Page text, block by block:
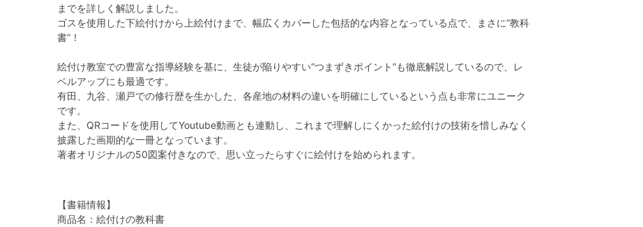
までを詳しく解説しました。
ゴスを使用した下絵付けから上絵付けまで、幅広くカバーした包括的な内容となっている点で、まさに“教科
書”！
絵付け教室での豊富な指導経験を基に、生徒が陥りやすい“つまずきポイント”も徹底解説しているので、レ
ベルアップにも最適です。
有田、九谷、瀬戸での修行歴を生かした、各産地の材料の違いを明確にしているという点も非常にユニーク
です。
また、QRコードを使用してYoutube動画とも連動し、これまで理解しにくかった絵付けの技術を惜しみなく
披露した画期的な一冊となっています。
著者オリジナルの50図案付きなので、思い立ったらすぐに絵付けを始められます。
【書籍情報】
商品名：絵付けの教科書